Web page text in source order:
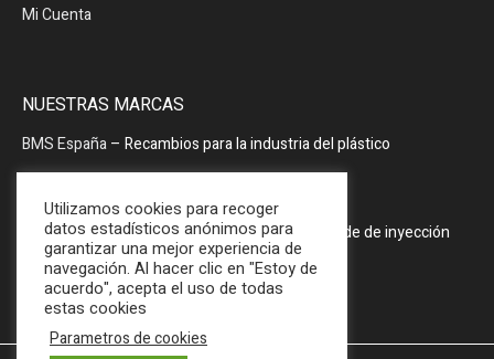
Mi Cuenta
NUESTRAS MARCAS
BMS España– Recambios para la industria del plástico
PRODOPTIM– Mesa de mantenimiento de molde de inyección
Utilizamos cookies para recoger
datos estadísticos anónimos para
garantizar una mejor experiencia de
navegación. Al hacer clic en "Estoy de
acuerdo", acepta el uso de todas
estas cookies
Parametros de cookies